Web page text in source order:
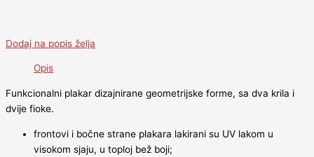
Dodaj na popis želja
Opis
Funkcionalni plakar dizajnirane geometrijske forme, sa dva krila i
dvije fioke.
frontovi i bočne strane plakara lakirani su UV lakom u
visokom sjaju, u toploj bež boji;